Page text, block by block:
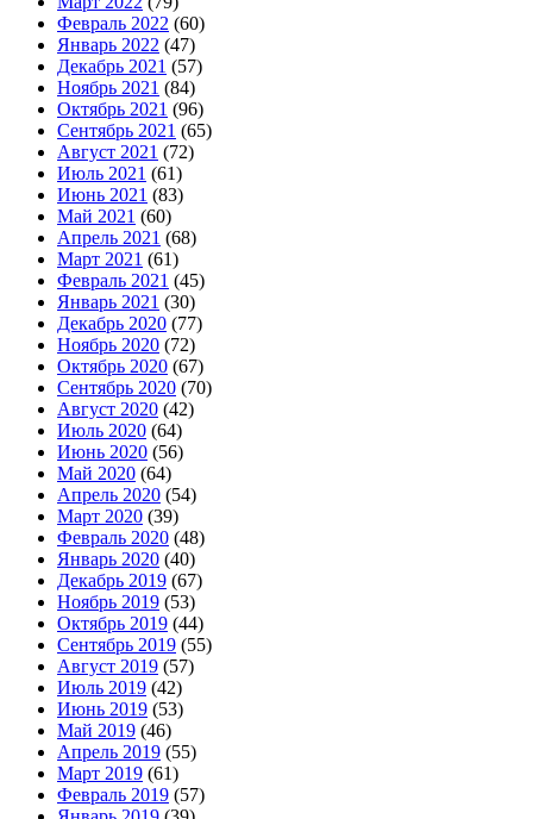
Февраль 2022 (60)
Январь 2022 (47)
Декабрь 2021 (57)
Ноябрь 2021 (84)
Октябрь 2021 (96)
Сентябрь 2021 (65)
Август 2021 (72)
Июль 2021 (61)
Июнь 2021 (83)
Май 2021 (60)
Апрель 2021 (68)
Март 2021 (61)
Февраль 2021 (45)
Январь 2021 (30)
Декабрь 2020 (77)
Ноябрь 2020 (72)
Октябрь 2020 (67)
Сентябрь 2020 (70)
Август 2020 (42)
Июль 2020 (64)
Июнь 2020 (56)
Май 2020 (64)
Апрель 2020 (54)
Март 2020 (39)
Февраль 2020 (48)
Январь 2020 (40)
Декабрь 2019 (67)
Ноябрь 2019 (53)
Октябрь 2019 (44)
Сентябрь 2019 (55)
Август 2019 (57)
Июль 2019 (42)
Июнь 2019 (53)
Май 2019 (46)
Апрель 2019 (55)
Март 2019 (61)
Февраль 2019 (57)